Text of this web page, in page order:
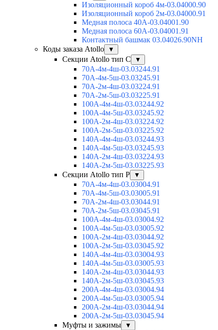
Изоляционный короб 4м-03.04000.90
Изоляционный короб 2м-03.04000.91
Медная полоса 40А-03.04001.90
Медная полоса 60А-03.04001.91
Контактный башмак 03.04026.90NH
Коды заказа Atollo
▼
Секции Atollo тип С ▼
70А-4м-4ш-03.03244.91
70А-4м-5ш-03.03245.91
70А-2м-4ш-03.03224.91
70А-2м-5ш-03.03225.91
100А-4м-4ш-03.03244.92
100А-4м-5ш-03.03245.92
100А-2м-4ш-03.03224.92
100А-2м-5ш-03.03225.92
140А-4м-4ш-03.03244.93
140А-4м-5ш-03.03245.93
140А-2м-4ш-03.03224.93
140А-2м-5ш-03.03225.93
Секции Atollo тип Р
▼
70А-4м-4ш-03.03004.91
70А-4м-5ш-03.03005.91
70А-2м-4ш-03.03044.91
70А-2м-5ш-03.03045.91
100А-4м-4ш-03.03004.92
100А-4м-5ш-03.03005.92
100А-2м-4ш-03.03044.92
100А-2м-5ш-03.03045.92
140А-4м-4ш-03.03004.93
140А-4м-5ш-03.03005.93
140А-2м-4ш-03.03044.93
140А-2м-5ш-03.03045.93
200А-4м-4ш-03.03004.94
200А-4м-5ш-03.03005.94
200А-2м-4ш-03.03044.94
200А-2м-5ш-03.03045.94
Муфты и зажимы
▼